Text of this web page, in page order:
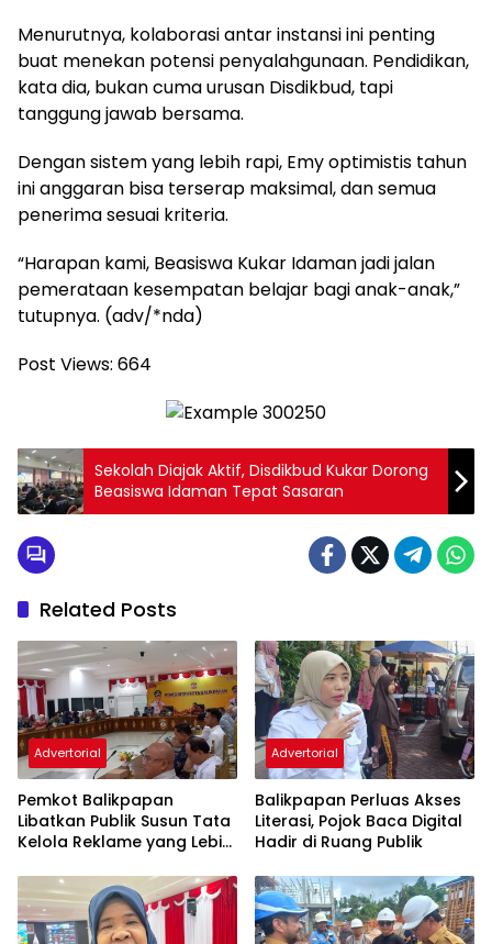
Menurutnya, kolaborasi antar instansi ini penting
buat menekan potensi penyalahgunaan. Pendidikan,
kata dia, bukan cuma urusan Disdikbud, tapi
tanggung jawab bersama.
Dengan sistem yang lebih rapi, Emy optimistis tahun
ini anggaran bisa terserap maksimal, dan semua
penerima sesuai kriteria.
“Harapan kami, Beasiswa Kukar Idaman jadi jalan
pemerataan kesempatan belajar bagi anak-anak,”
tutupnya. (adv/*nda)
Post Views: 664
Sekolah Diajak Aktif, Disdikbud Kukar Dorong
Beasiswa Idaman Tepat Sasaran
Related Posts
Advertorial
Pemkot Balikpapan
Libatkan Publik Susun Tata
Kelola Reklame yang Lebih
Advertorial
Balikpapan Perluas Akses
Literasi, Pojok Baca Digital
Hadir di Ruang Publik